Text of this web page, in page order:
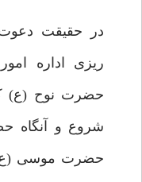
در حقیقت دعوت
ریزى اداره
حضرت نوح (ع)
شروع و آنگاه
حضرت موسى